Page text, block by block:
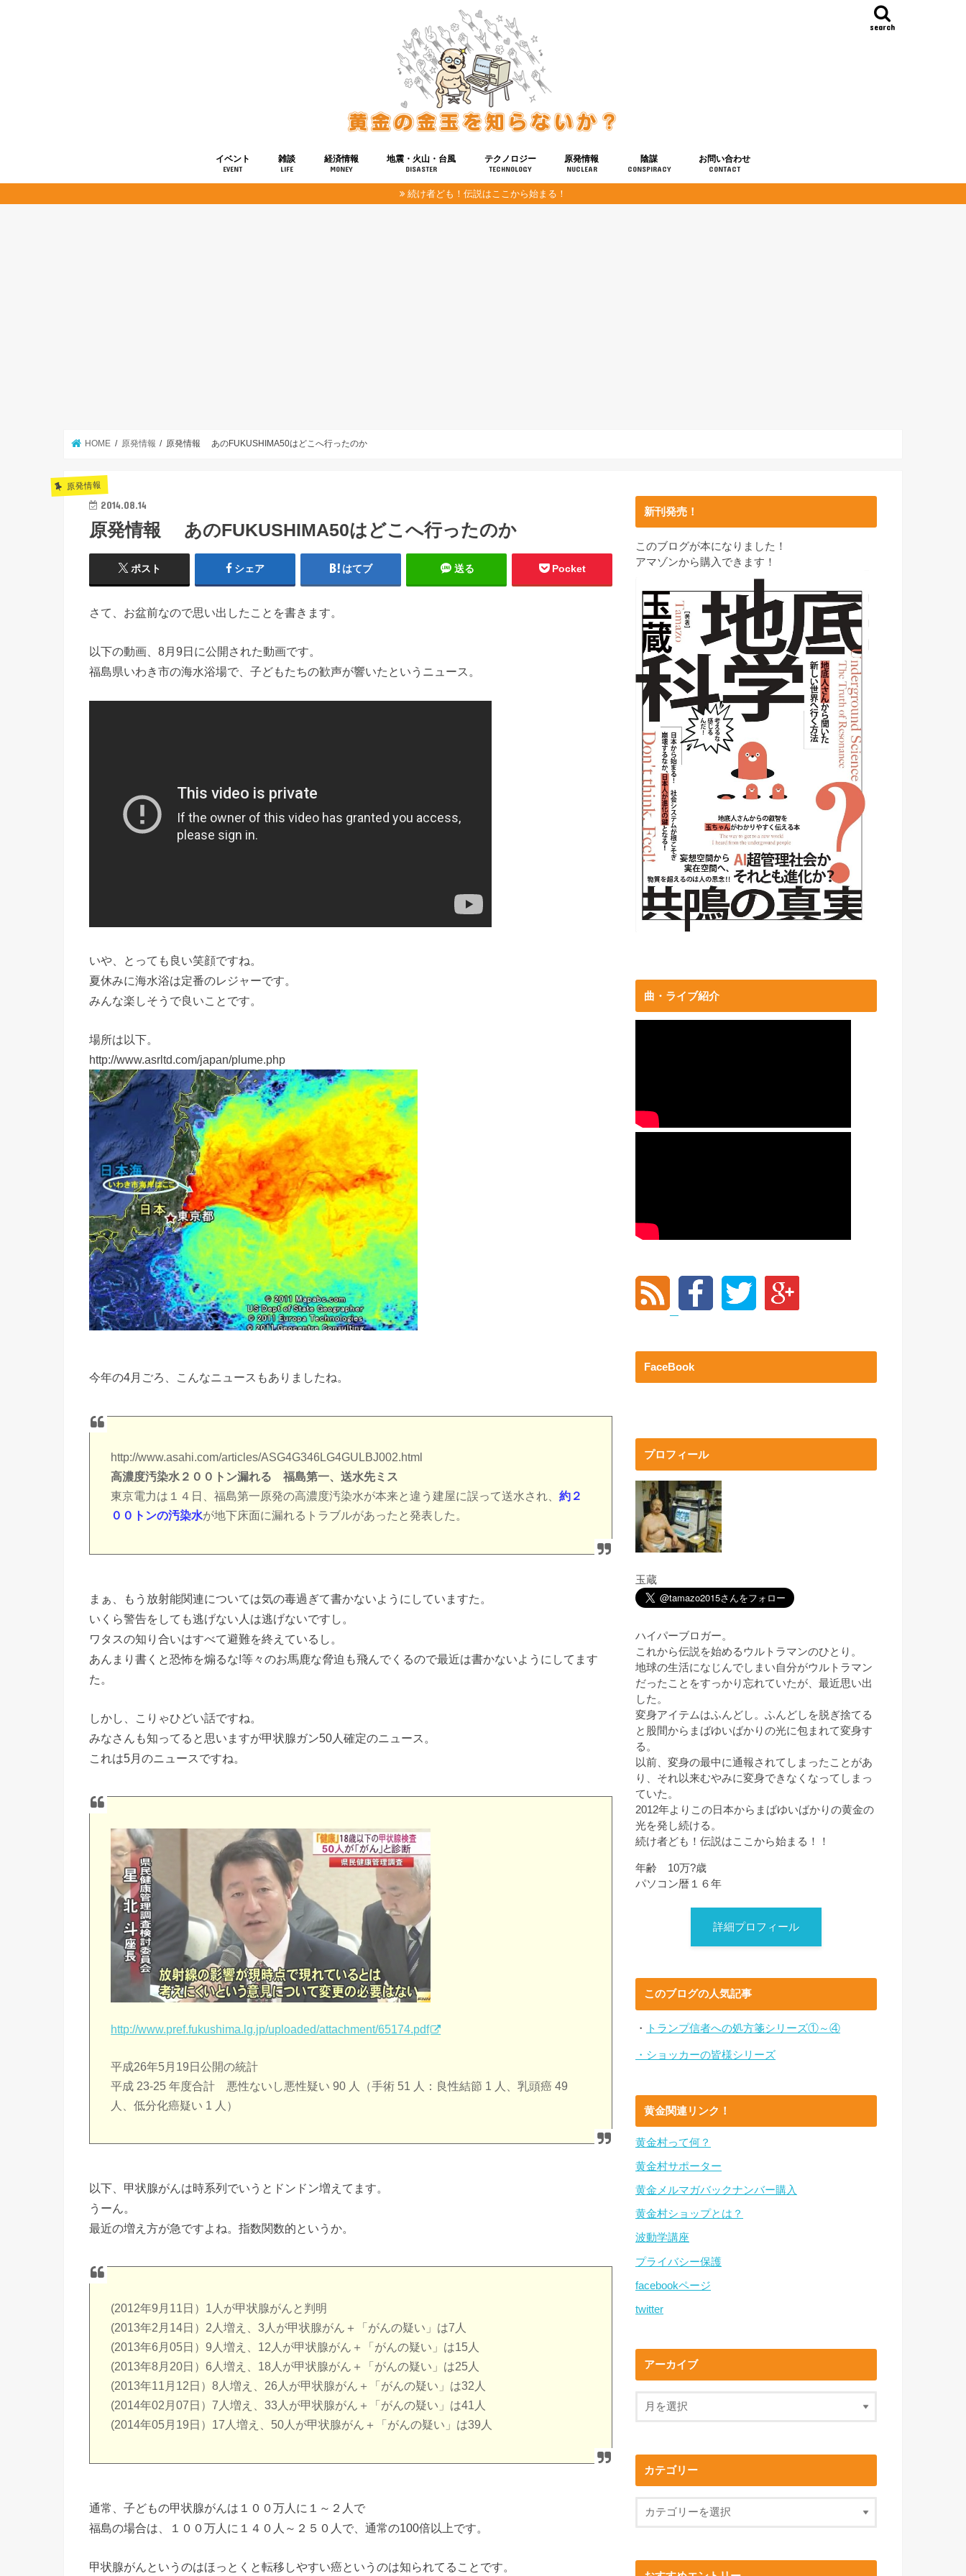
search
イベント
EVENT
雑談
LIFE
経済情報
MONEY
地震・火山・台風
DISASTER
テクノロジー
TECHNOLOGY
健康
宇宙
原発情報
NUCLEAR
陰謀
CONSPIRACY
お問い合わせ
CONTACT
続け者ども！伝説はここから始まる！
HOME 原発情報 原発情報 あのFUKUSHIMA50はどこへ行ったのか
原発情報
2014.08.14
原発情報 あのFUKUSHIMA50はどこへ行ったのか
ポスト シェア はてブ 送る Pocket
さて、お盆前なので思い出したことを書きます。
以下の動画、8月9日に公開された動画です。
福島県いわき市の海水浴場で、子どもたちの歓声が響いたというニュース。
いや、とっても良い笑顔ですね。
夏休みに海水浴は定番のレジャーです。
みんな楽しそうで良いことです。
場所は以下。
http://www.asrltd.com/japan/plume.php
今年の4月ごろ、こんなニュースもありましたね。
http://www.asahi.com/articles/ASG4G346LG4GULBJ002.html
高濃度汚染水２００トン漏れる 福島第一、送水先ミス
東京電力は１４日、福島第一原発の高濃度汚染水が本来と違う建屋に誤って送水され、約２
００トンの汚染水が地下床面に漏れるトラブルがあったと発表した。
まぁ、もう放射能関連については気の毒過ぎて書かないようにしていますた。
いくら警告をしても逃げない人は逃げないですし。
ワタスの知り合いはすべて避難を終えているし。
あんまり書くと恐怖を煽るな!等々のお馬鹿な脅迫も飛んでくるので最近は書かないようにしてます
た。
しかし、こりゃひどい話ですね。
みなさんも知ってると思いますが甲状腺ガン50人確定のニュース。
これは5月のニュースですね。
http://www.pref.fukushima.lg.jp/uploaded/attachment/65174.pdf
平成26年5月19日公開の統計
平成 23-25 年度合計 悪性ないし悪性疑い 90 人（手術 51 人：良性結節 1 人、乳頭癌 49
人、低分化癌疑い 1 人）
以下、甲状腺がんは時系列でいうとドンドン増えてます。
うーん。
最近の増え方が急ですよね。指数関数的というか。
(2012年9月11日）1人が甲状腺がんと判明
(2013年2月14日）2人増え、3人が甲状腺がん＋「がんの疑い」は7人
(2013年6月05日）9人増え、12人が甲状腺がん＋「がんの疑い」は15人
(2013年8月20日）6人増え、18人が甲状腺がん＋「がんの疑い」は25人
(2013年11月12日）8人増え、26人が甲状腺がん＋「がんの疑い」は32人
(2014年02月07日）7人増え、33人が甲状腺がん＋「がんの疑い」は41人
(2014年05月19日）17人増え、50人が甲状腺がん＋「がんの疑い」は39人
通常、子どもの甲状腺がんは１００万人に１～２人で
福島の場合は、１００万人に１４０人～２５０人で、通常の100倍以上です。
甲状腺がんというのはほっとくと転移しやすい癌というのは知られてることです。
新刊発売！
このブログが本になりました！
アマゾンから購入できます！
曲・ライブ紹介
FaceBook
プロフィール
玉蔵
ハイパーブロガー。
これから伝説を始めるウルトラマンのひとり。
地球の生活になじんでしまい自分がウルトラマン
だったことをすっかり忘れていたが、最近思い出
した。
変身アイテムはふんどし。ふんどしを脱ぎ捨てる
と股間からまばゆいばかりの光に包まれて変身す
る。
以前、変身の最中に通報されてしまったことがあ
り、それ以来むやみに変身できなくなってしまっ
ていた。
2012年よりこの日本からまばゆいばかりの黄金の
光を発し続ける。
続け者ども！伝説はここから始まる！！
年齢 10万?歳
パソコン暦１６年
詳細プロフィール
このブログの人気記事
・ トランプ信者への処方箋シリーズ①～④
・ショッカーの皆様シリーズ
黄金関連リンク！
黄金村って何？
黄金村サポーター
黄金メルマガバックナンバー購入
黄金村ショップとは？
波動学講座
プライバシー保護
facebookページ
twitter
アーカイブ
カテゴリー